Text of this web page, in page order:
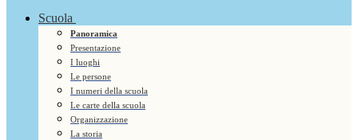
Scuola
Panoramica
Presentazione
I luoghi
Le persone
I numeri della scuola
Le carte della scuola
Organizzazione
La storia